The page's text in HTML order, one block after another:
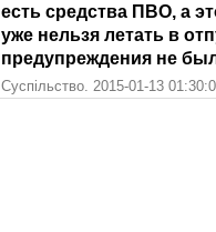
есть средства ПВО, а
уже нельзя летать в
предупреждения не
Суспільство. 2015-01-13